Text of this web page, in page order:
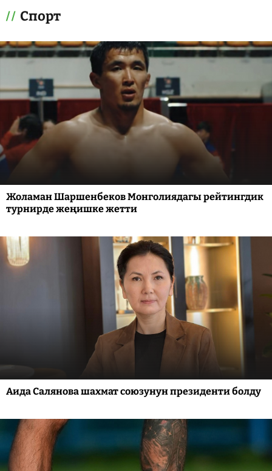
Спорт
Жоламан Шаршенбеков Монголиядагы рейтингдик
турнирде жеңишке жетти
Аида Салянова шахмат союзунун президенти болду